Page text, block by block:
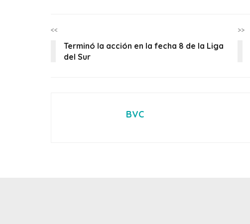
<<
Terminó la acción en la fecha 8 de la Liga
del Sur
>>
BVC